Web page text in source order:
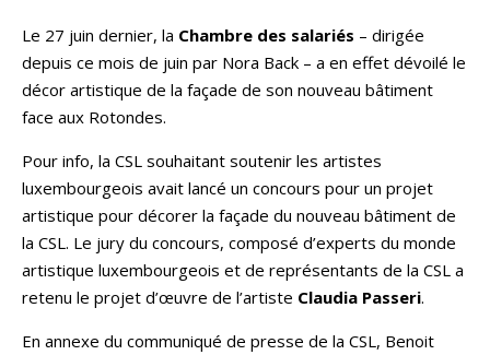
Le 27 juin dernier, la Chambre des salariés – dirigée
depuis ce mois de juin par Nora Back – a en effet dévoilé le
décor artistique de la façade de son nouveau bâtiment
face aux Rotondes.
Pour info, la CSL souhaitant soutenir les artistes
luxembourgeois avait lancé un concours pour un projet
artistique pour décorer la façade du nouveau bâtiment de
la CSL. Le jury du concours, composé d’experts du monde
artistique luxembourgeois et de représentants de la CSL a
retenu le projet d’œuvre de l’artiste Claudia Passeri.
En annexe du communiqué de presse de la CSL, Benoit